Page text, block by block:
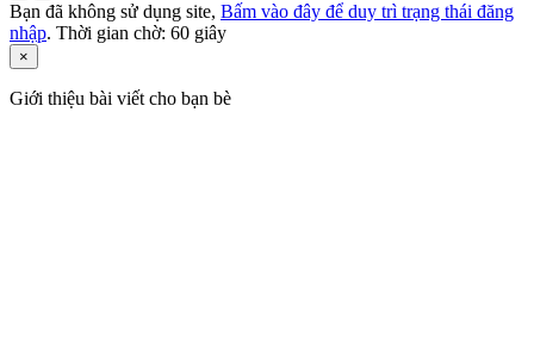
Bạn đã không sử dụng site, Bấm vào đây để duy trì trạng thái đăng
nhập. Thời gian chờ: 60 giây
×
Giới thiệu bài viết cho bạn bè